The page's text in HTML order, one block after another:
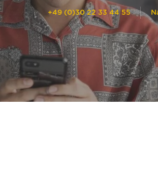
München
Alle
+49 (0)30 22 33 44 55